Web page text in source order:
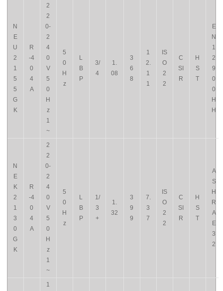
N
E
U
2
1
5
5
G
K
R
-4
0
4
A
2
2
0-
2
4
0
V
5
0
H
z
1
~
5
0
H
z
L
B
P
3/
4
1.
08
3
6
8
1
2.
1
1
IS
O
2
2
C
SI
R
H
S
T
E
N
1
2
9
0
0
H
H
N
E
K
2
1
3
0
G
K
R
-4
0
4
A
2
2
0-
2
4
0
V
5
0
H
z
1
~
5
0
H
z
L
B
P
1/
3
+
1.
32
3
9
9
7.
3
7
IS
O
2
2
C
SI
R
H
S
T
A
S
H
R
A
E
3
2
1